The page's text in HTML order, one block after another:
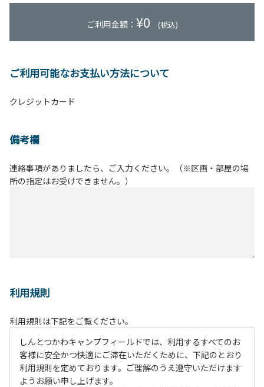
ご利用金額： ¥0 (税込)
ご利用可能なお支払い方法について
クレジットカード
備考欄
連絡事項がありましたら、ご入力ください。（※区画・部屋の場
所の指定はお受けできません。）
利用規則
利用規則は下記をご覧ください。
しんとつかわキャンプフィールドでは、利用するすべてのお
客様に安全かつ快適にご滞在いただくために、下記のとおり
利用規則を定めております。ご理解のうえ遵守いただけます
ようお願い申し上げます。